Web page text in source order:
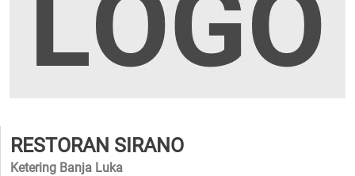
RESTORAN SIRANO
Ketering Banja Luka